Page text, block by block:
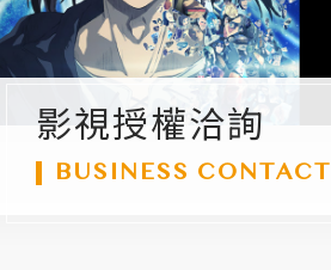
影視授權洽詢
BUSINESS CONTACT